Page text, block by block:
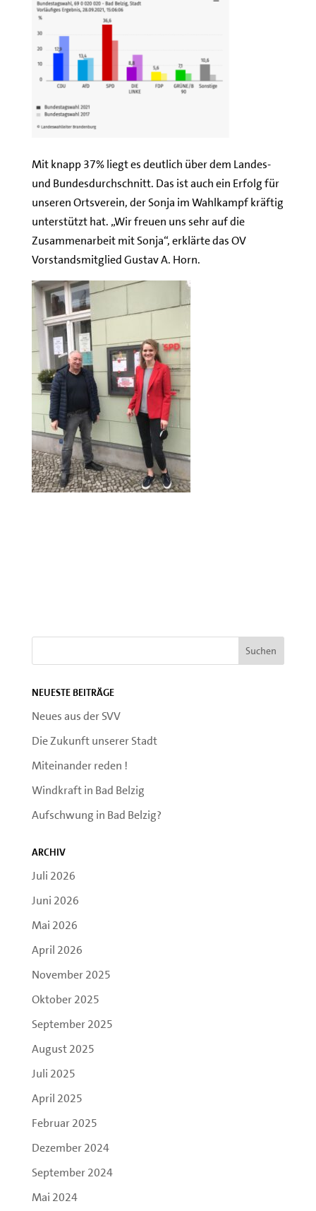
Mit knapp 37% liegt es deutlich über dem Landes-
und Bundesdurchschnitt. Das ist auch ein Erfolg für
unseren Ortsverein, der Sonja im Wahlkampf kräftig
unterstützt hat. „Wir freuen uns sehr auf die
Zusammenarbeit mit Sonja“, erklärte das OV
Vorstandsmitglied Gustav A. Horn.
Neueste Beiträge
Neues aus der SVV
Die Zukunft unserer Stadt
Miteinander reden !
Windkraft in Bad Belzig
Aufschwung in Bad Belzig?
Archiv
Juli 2026
Juni 2026
Mai 2026
April 2026
November 2025
Oktober 2025
September 2025
August 2025
Juli 2025
April 2025
Februar 2025
Dezember 2024
September 2024
Mai 2024